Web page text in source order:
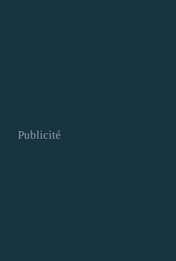
Publicité